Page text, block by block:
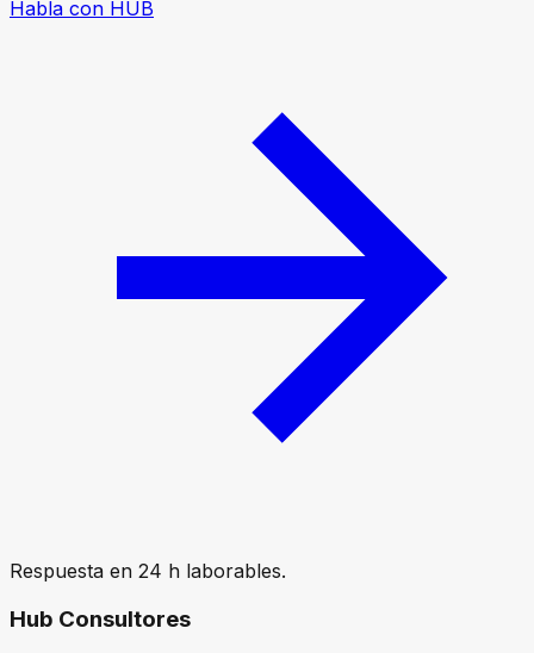
Habla con HUB
Respuesta en 24 h laborables.
Hub Consultores